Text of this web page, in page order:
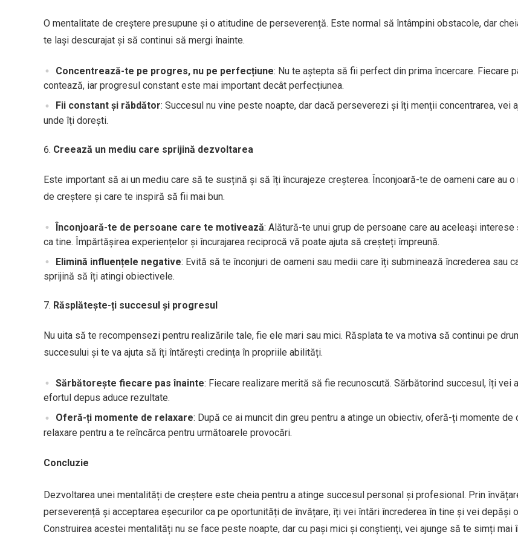
O mentalitate de creștere presupune și o atitudine de perseverență. Este normal să întâmpini obstacole, dar
te lași descurajat și să continui să mergi înainte.
Concentrează-te pe progres, nu pe perfecțiune: Nu te aștepta să fii perfect din prima încercare. Fiecare
contează, iar progresul constant este mai important decât perfecțiunea.
Fii constant și răbdător: Succesul nu vine peste noapte, dar dacă perseverezi și îți menții concentrarea, vei
unde îți dorești.
Creează un mediu care sprijină dezvoltarea
Este important să ai un mediu care să te susțină și să îți încurajeze creșterea. Înconjoară-te de oameni care au o
de creștere și care te inspiră să fii mai bun.
Înconjoară-te de persoane care te motivează: Alătură-te unui grup de persoane care au aceleași
ca tine. Împărtășirea experiențelor și încurajarea reciprocă vă poate ajuta să creșteți împreună.
Elimină influențele negative: Evită să te înconjuri de oameni sau medii care îți subminează încrederea sau
sprijină să îți atingi obiectivele.
Răsplătește-ți succesul și progresul
Nu uita să te recompensezi pentru realizările tale, fie ele mari sau mici. Răsplata te va motiva să continui pe
succesului și te va ajuta să îți întărești credința în propriile abilități.
Sărbătorește fiecare pas înainte: Fiecare realizare merită să fie recunoscută. Sărbătorind succesul, îți vei
efortul depus aduce rezultate.
Oferă-ți momente de relaxare: După ce ai muncit din greu pentru a atinge un obiectiv, oferă-ți momente de
relaxare pentru a te reîncărca pentru următoarele provocări.
Concluzie
Dezvoltarea unei mentalități de creștere este cheia pentru a atinge succesul personal și profesional. Prin
perseverență și acceptarea eșecurilor ca pe oportunități de învățare, îți vei întări încrederea în tine și vei depăși
Construirea acestei mentalități nu se face peste noapte, dar cu pași mici și conștienți, vei ajunge să te simți mai